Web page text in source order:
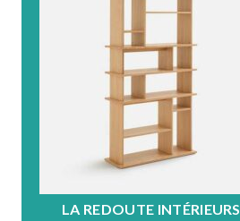
LA REDOUTE INTÉRIEURS